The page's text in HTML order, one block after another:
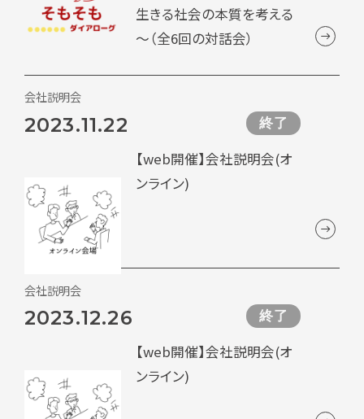
生きる社会の本質を考える
～（全6回の対話会）
2023.11.22 終了
【web開催】会社説明会(オ
ンライン)
会社説明会
2023.12.26 終了
【web開催】会社説明会(オ
ンライン)
会社説明会